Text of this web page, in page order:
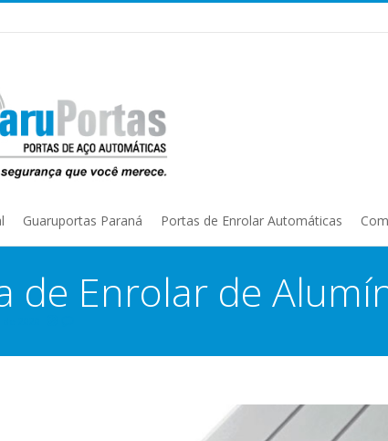
Guaruportas Paraná Portas de Enrolar Automáticas
de Enrolar de